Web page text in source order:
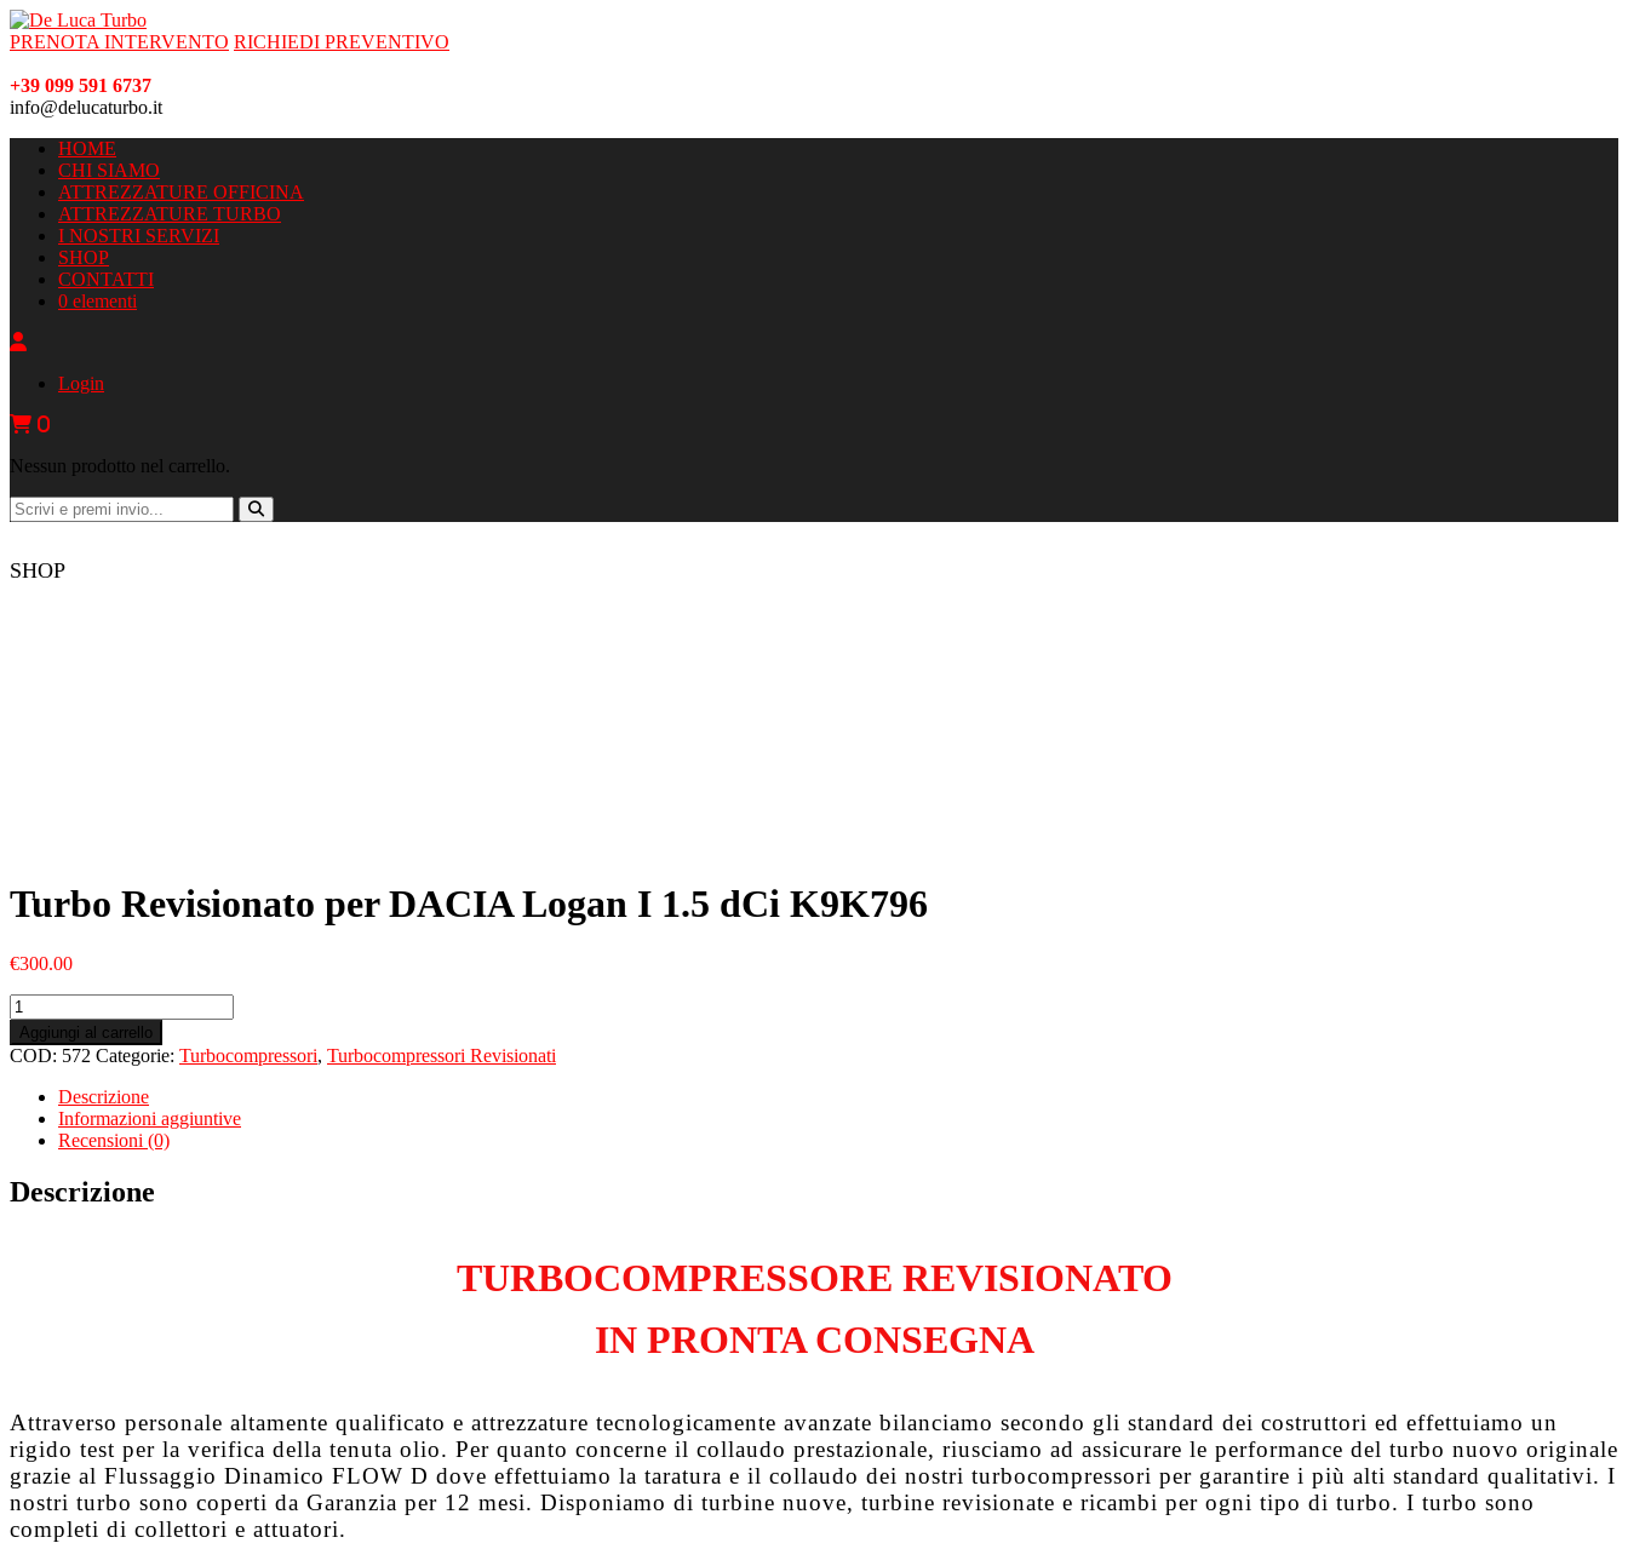
PRENOTA INTERVENTO RICHIEDI PREVENTIVO
+39 099 591 6737
info@delucaturbo.it
HOME
CHI SIAMO
ATTREZZATURE OFFICINA
ATTREZZATURE TURBO
I NOSTRI SERVIZI
SHOP
CONTATTI
0 elementi
Login
0
Nessun prodotto nel carrello.
SHOP
Turbo Revisionato per DACIA Logan I 1.5 dCi K9K796
€300.00
Turbo
Revisionato
per
DACIA
Logan
K9K796
quantità
Aggiungi al carrello
COD: 572 Categorie: Turbocompressori, Turbocompressori Revisionati
Descrizione
Informazioni aggiuntive
Recensioni (0)
Descrizione
TURBOCOMPRESSORE REVISIONATO
IN PRONTA CONSEGNA
Attraverso personale altamente qualificato e attrezzature tecnologicamente avanzate bilanciamo secondo gli standard dei costruttori ed effettuiamo un
rigido test per la verifica della tenuta olio. Per quanto concerne il collaudo prestazionale, riusciamo ad assicurare le performance del turbo nuovo originale
grazie al Flussaggio Dinamico FLOW D dove effettuiamo la taratura e il collaudo dei nostri turbocompressori per garantire i più alti standard qualitativi. I
nostri turbo sono coperti da Garanzia per 12 mesi. Disponiamo di turbine nuove, turbine revisionate e ricambi per ogni tipo di turbo. I turbo sono
completi di collettori e attuatori.